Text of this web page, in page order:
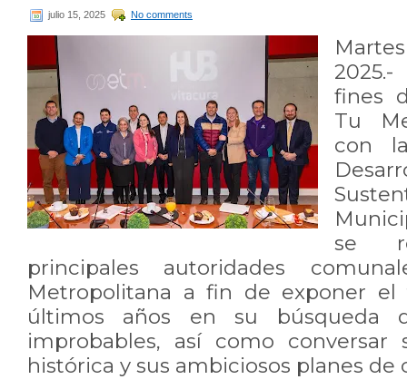
julio 15, 2025 No comments
fines
Tu
con
se
principales autoridades
Metropolitana a fin de exponer
últimos años en su búsqueda
improbables, así como conversar
histórica y sus ambiciosos planes de